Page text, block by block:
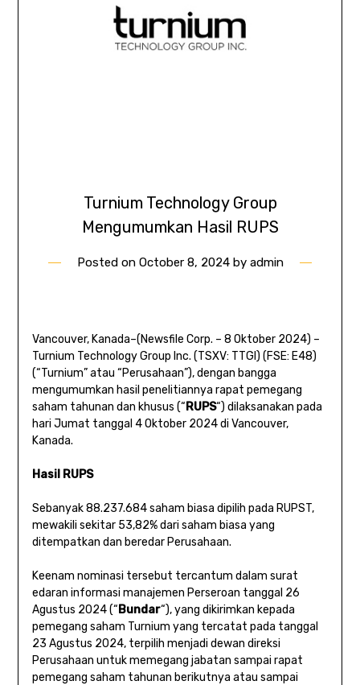
Turnium Technology Group
Mengumumkan Hasil RUPS
Posted on October 8, 2024by admin
Vancouver, Kanada–(Newsfile Corp. – 8 Oktober 2024) –
Turnium Technology Group Inc. (TSXV: TTGI) (FSE: E48)
(“Turnium” atau “Perusahaan”), dengan bangga
mengumumkan hasil penelitiannya rapat pemegang
saham tahunan dan khusus (“RUPS“) dilaksanakan pada
hari Jumat tanggal 4 Oktober 2024 di Vancouver,
Kanada.
Hasil RUPS
Sebanyak 88.237.684 saham biasa dipilih pada RUPST,
mewakili sekitar 53,82% dari saham biasa yang
ditempatkan dan beredar Perusahaan.
Keenam nominasi tersebut tercantum dalam surat
edaran informasi manajemen Perseroan tanggal 26
Agustus 2024 (“Bundar“), yang dikirimkan kepada
pemegang saham Turnium yang tercatat pada tanggal
23 Agustus 2024, terpilih menjadi dewan direksi
Perusahaan untuk memegang jabatan sampai rapat
pemegang saham tahunan berikutnya atau sampai